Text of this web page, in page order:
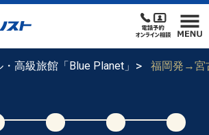
高級旅館「Blue Planet」 福岡発→宮